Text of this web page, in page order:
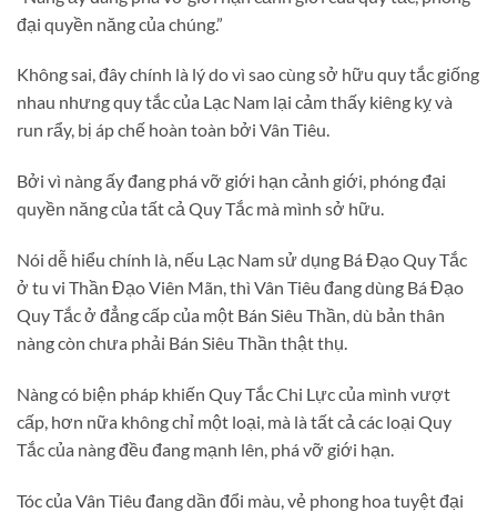
đại quyền năng của chúng.”
Không sai, đây chính là lý do vì sao cùng sở hữu quy tắc giống
nhau nhưng quy tắc của Lạc Nam lại cảm thấy kiêng kỵ và
run rẩy, bị áp chế hoàn toàn bởi Vân Tiêu.
Bởi vì nàng ấy đang phá vỡ giới hạn cảnh giới, phóng đại
quyền năng của tất cả Quy Tắc mà mình sở hữu.
Nói dễ hiểu chính là, nếu Lạc Nam sử dụng Bá Đạo Quy Tắc
ở tu vi Thần Đạo Viên Mãn, thì Vân Tiêu đang dùng Bá Đạo
Quy Tắc ở đẳng cấp của một Bán Siêu Thần, dù bản thân
nàng còn chưa phải Bán Siêu Thần thật thụ.
Nàng có biện pháp khiến Quy Tắc Chi Lực của mình vượt
cấp, hơn nữa không chỉ một loại, mà là tất cả các loại Quy
Tắc của nàng đều đang mạnh lên, phá vỡ giới hạn.
Tóc của Vân Tiêu đang dần đổi màu, vẻ phong hoa tuyệt đại